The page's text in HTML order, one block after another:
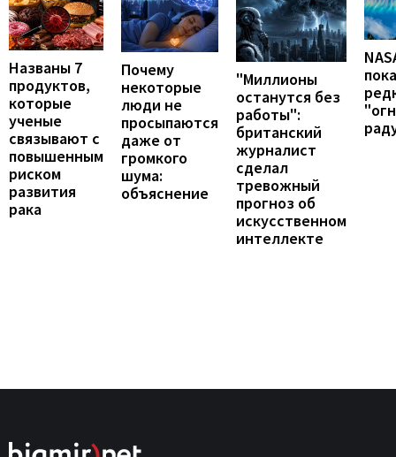
Названы 7
продуктов,
которые
ученые
связывают с
повышенным
риском
развития
рака
Почему
некоторые
люди не
просыпаются
даже от
громкого
шума:
объяснение
"Миллионы
останутся без
работы":
британский
журналист
сделал
тревожный
прогноз об
искусственном
интеллекте